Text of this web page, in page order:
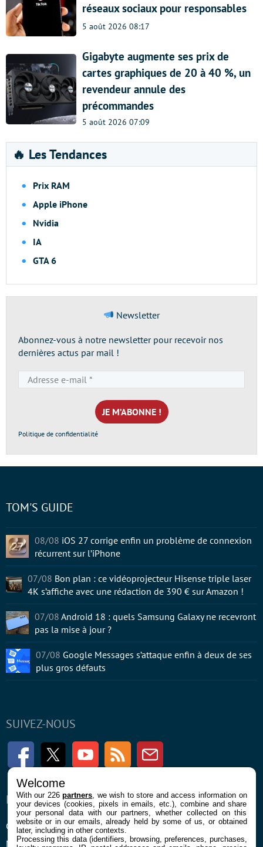
réseaux sociaux pour responsables
5 août 2026 08:17
Gigabyte augmente ses prix de
cartes graphiques de 20 à 40 %, un
revendeur annule des
précommandes
5 août 2026 07:09
🔥 Les Tendances
Prix RAM
Apple iPhone
Nvidia
IA
GTA 6
Newsletter
Abonnez-vous à notre newsletter pour recevoir nos
dernières actus par mail !
e-
mail
*
Politique de confidentialité
SUIVEZ-NOUS
FacebookTwitter Youtube RSS Newsletter
ENTREPRISE
Confidentialité et Cookies
Mentions légales et CGU
À PROPOS
Contact
TOM'S GUIDE
08/08 iOS 27 corrige enfin un problème de connexion
récurrent sur l’iPhone
07/08 Bon plan : ce vidéoprojecteur Hisense triple laser
4K s’affiche avec une rédaction de 390 € sur Amazon !
07/08 Android 18 : quels Samsung Galaxy ne recevront
pas la mise à jour ?
07/08 Google Messages s’attaque enfin à deux de ses
plus gros défauts
Welcome
With our 226partners , we wish to store and access information on
your devices (cookies, pixels in emails, etc.), combine and share
your personal data with our partners, whether collected on this
website or in our emails, already held by some of us, or obtained
later, including in other contexts.
Processing this data (identifiers, browsing, preferences, purchases,